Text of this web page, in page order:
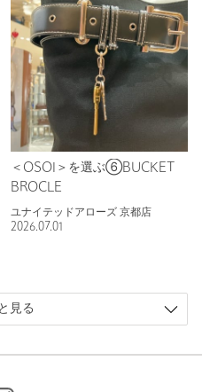
＜OSOI＞を選ぶ⑥BUCKET
BROCLE
ユナイテッドアローズ 京都店
2026.07.01
見る